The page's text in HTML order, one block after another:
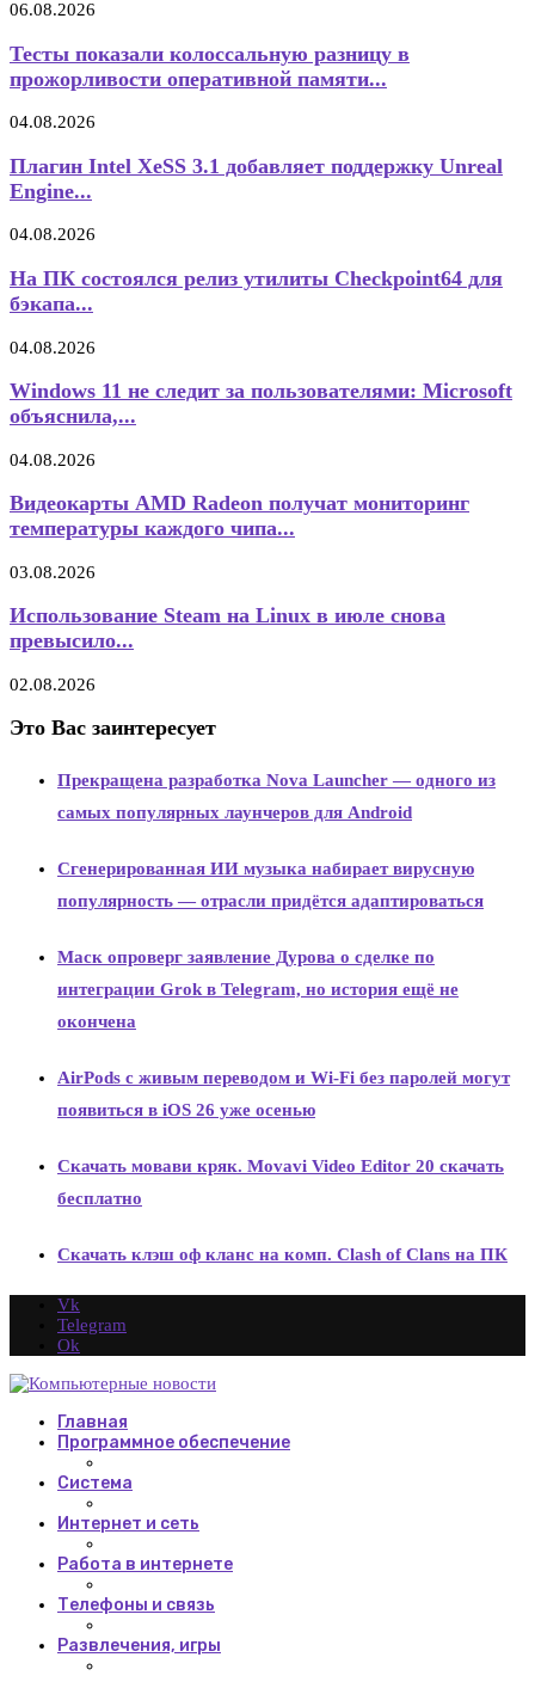
06.08.2026
Тесты показали колоссальную разницу в
прожорливости оперативной памяти...
04.08.2026
Плагин Intel XeSS 3.1 добавляет поддержку Unreal
Engine...
04.08.2026
На ПК состоялся релиз утилиты Checkpoint64 для
бэкапа...
04.08.2026
Windows 11 не следит за пользователями: Microsoft
объяснила,...
04.08.2026
Видеокарты AMD Radeon получат мониторинг
температуры каждого чипа...
03.08.2026
Использование Steam на Linux в июле снова
превысило...
02.08.2026
Это Вас заинтересует
Прекращена разработка Nova Launcher — одного из
самых популярных лаунчеров для Android
Сгенерированная ИИ музыка набирает вирусную
популярность — отрасли придётся адаптироваться
Маск опроверг заявление Дурова о сделке по
интеграции Grok в Telegram, но история ещё не
окончена
AirPods с живым переводом и Wi-Fi без паролей могут
появиться в iOS 26 уже осенью
Скачать мовави кряк. Movavi Video Editor 20 скачать
бесплатно
Скачать клэш оф кланс на комп. Clash of Clans на ПК
Vk
Telegram
Ok
Главная
Программное обеспечение
Система
Интернет и сеть
Работа в интернете
Телефоны и связь
Развлечения, игры